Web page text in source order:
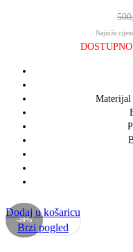
Najniža
Materijal
-20%
Dodaj u košaricu
Brzi pogled